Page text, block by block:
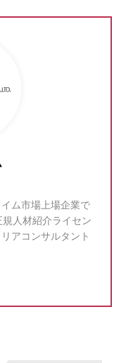
ム市場上場企業で
人材紹介ライセン
アコンサルタント